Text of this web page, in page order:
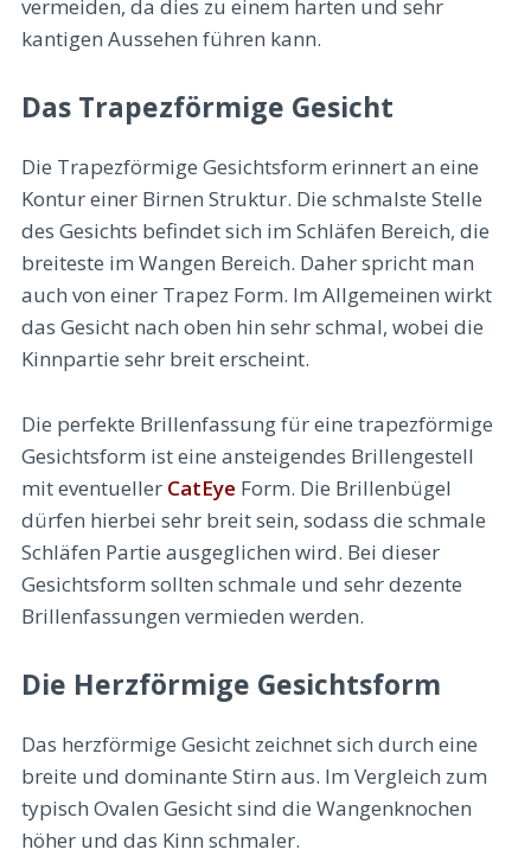
vermeiden, da dies zu einem harten und sehr
kantigen Aussehen führen kann.
Das Trapezförmige Gesicht
Die Trapezförmige Gesichtsform erinnert an eine
Kontur einer Birnen Struktur. Die schmalste Stelle
des Gesichts befindet sich im Schläfen Bereich, die
breiteste im Wangen Bereich. Daher spricht man
auch von einer Trapez Form. Im Allgemeinen wirkt
das Gesicht nach oben hin sehr schmal, wobei die
Kinnpartie sehr breit erscheint.
Die perfekte Brillenfassung für eine trapezförmige
Gesichtsform ist eine ansteigendes Brillengestell
mit eventueller CatEye Form. Die Brillenbügel
dürfen hierbei sehr breit sein, sodass die schmale
Schläfen Partie ausgeglichen wird. Bei dieser
Gesichtsform sollten schmale und sehr dezente
Brillenfassungen vermieden werden.
Die Herzförmige Gesichtsform
Das herzförmige Gesicht zeichnet sich durch eine
breite und dominante Stirn aus. Im Vergleich zum
typisch Ovalen Gesicht sind die Wangenknochen
höher und das Kinn schmaler.